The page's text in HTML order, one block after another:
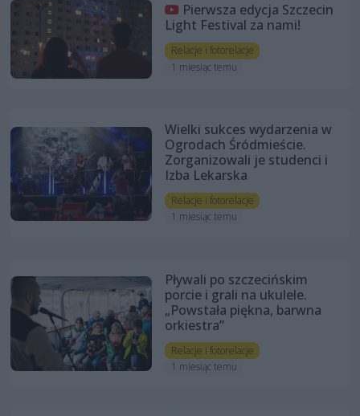
Pierwsza edycja Szczecin
Light Festival za nami!
Relacje i fotorelacje
1 miesiąc temu
Wielki sukces wydarzenia w
Ogrodach Śródmieście.
Zorganizowali je studenci i
Izba Lekarska
Relacje i fotorelacje
1 miesiąc temu
Pływali po szczecińskim
porcie i grali na ukulele.
„Powstała piękna, barwna
orkiestra”
Relacje i fotorelacje
1 miesiąc temu